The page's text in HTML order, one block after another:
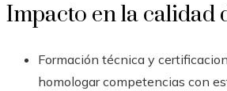
Impacto en la calidad
Formación técnica y
homologar competencias con